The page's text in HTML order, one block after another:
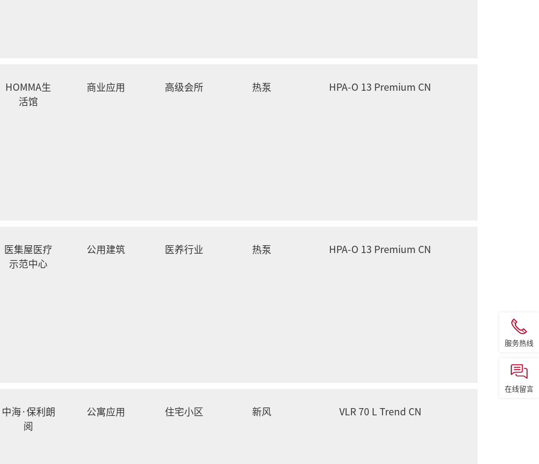
HOMMA生
活馆
商业应用 高级会所 热泵 HPA-O 13 Premium CN
医集屋医疗
示范中心
公用建筑 医养行业 热泵 HPA-O 13 Premium CN
中海·保利朗
阅
公寓应用 住宅小区 新风 VLR 70 L Trend CN
服务热线
在线留言